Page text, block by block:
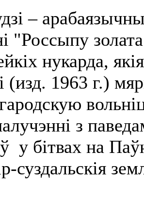
–
"Россыпу
нукарда,
(изд. 1963 г.)
з
у бітвах на
суздальскія